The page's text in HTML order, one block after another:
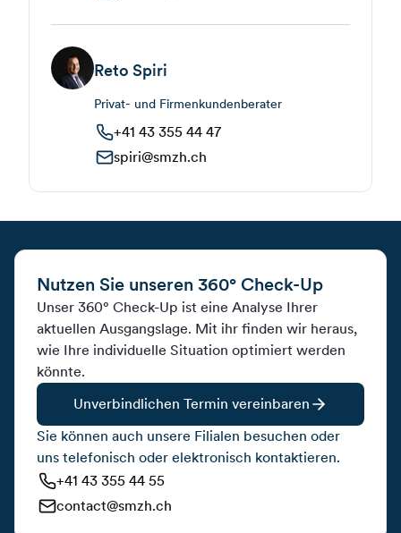
Reto Spiri
Privat- und Firmenkundenberater
+41 43 355 44 47
spiri@smzh.ch
Nutzen Sie unseren 360° Check-Up
Unser 360° Check-Up ist eine Analyse Ihrer
aktuellen Ausgangslage. Mit ihr finden wir heraus,
wie Ihre individuelle Situation optimiert werden
könnte.
Unverbindlichen Termin vereinbaren
Sie können auch unsere Filialen besuchen oder
uns telefonisch oder elektronisch kontaktieren.
+41 43 355 44 55
contact@smzh.ch